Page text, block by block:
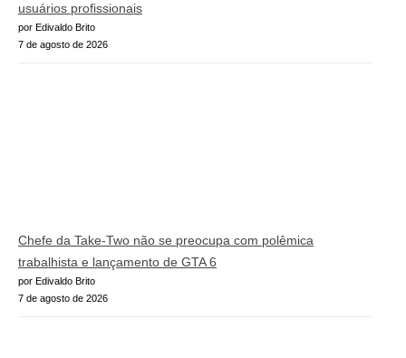
usuários profissionais
por Edivaldo Brito
7 de agosto de 2026
Chefe da Take-Two não se preocupa com polêmica
trabalhista e lançamento de GTA 6
por Edivaldo Brito
7 de agosto de 2026